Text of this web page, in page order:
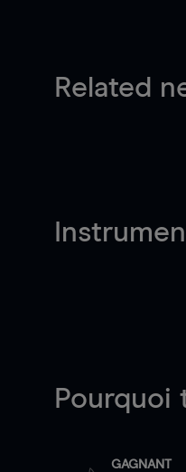
Related
Pourquoi
GAGNANT